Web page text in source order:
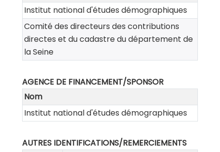
Institut national d'études démographiques
Comité des directeurs des contributions
directes et du cadastre du département de
la Seine
AGENCE DE FINANCEMENT/SPONSOR
Nom
Institut national d'études démographiques
AUTRES IDENTIFICATIONS/REMERCIEMENTS